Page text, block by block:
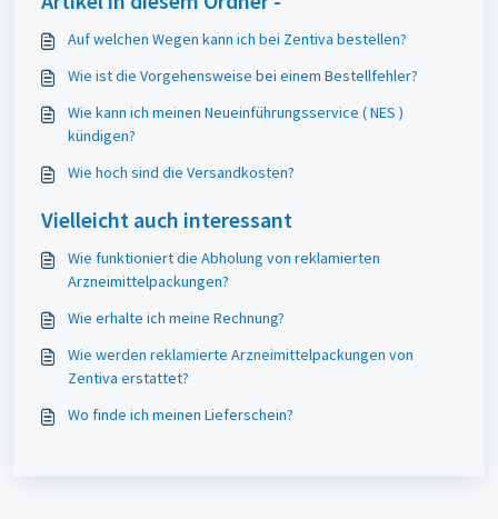
Auf welchen Wegen kann ich bei Zentiva bestellen?
Wie ist die Vorgehensweise bei einem Bestellfehler?
Wie kann ich meinen Neueinführungsservice ( NES )
kündigen?
Wie hoch sind die Versandkosten?
Vielleicht auch interessant
Wie funktioniert die Abholung von reklamierten
Arzneimittelpackungen?
Wie erhalte ich meine Rechnung?
Wie werden reklamierte Arzneimittelpackungen von
Zentiva erstattet?
Wo finde ich meinen Lieferschein?